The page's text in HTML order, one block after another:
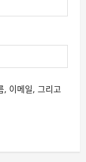
, 이메일, 그리고